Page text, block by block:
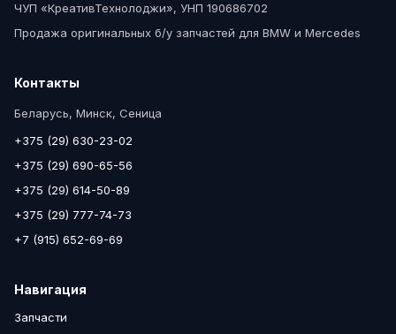
ЧУП «КреативТехнолоджи», УНП 190686702
Продажа оригинальных б/у запчастей для BMW и Mercedes
Контакты
Беларусь, Минск, Сеница
+375 (29) 630-23-02
+375 (29) 690-65-56
+375 (29) 614-50-89
+375 (29) 777-74-73
+7 (915) 652-69-69
Навигация
Запчасти